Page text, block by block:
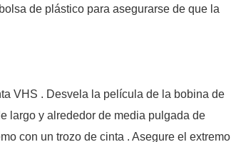
de plástico para asegurarse de que la
VHS . Desvela la película de la bobina de
largo y alrededor de media pulgada de
con un trozo de cinta . Asegure el extremo